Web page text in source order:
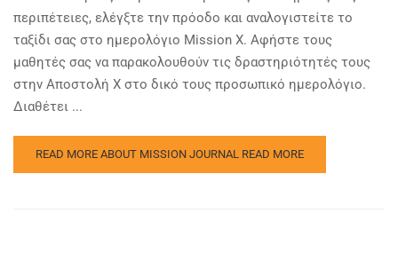
περιπέτειες, ελέγξτε την πρόοδο και αναλογιστείτε το
ταξίδι σας στο ημερολόγιο Mission X. Αφήστε τους
μαθητές σας να παρακολουθούν τις δραστηριότητές τους
στην Αποστολή Χ στο δικό τους προσωπικό ημερολόγιο.
Διαθέτει ...
READ MORE ABOUT MISSION JOURNAL READ MORE